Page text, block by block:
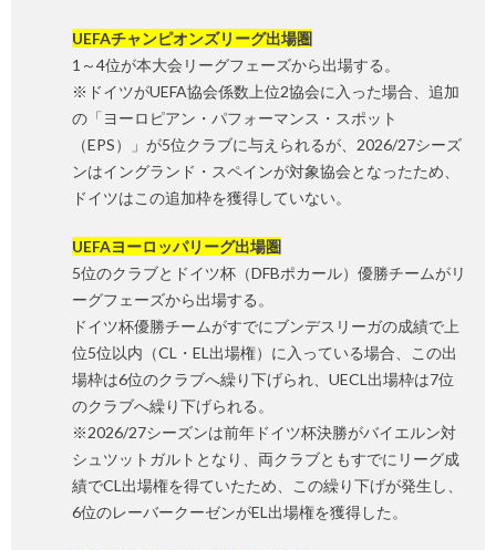
UEFAチャンピオンズリーグ出場圏
1～4位が本大会リーグフェーズから出場する。
※ドイツがUEFA協会係数上位2協会に入った場合、追加
の「ヨーロピアン・パフォーマンス・スポット
（EPS）」が5位クラブに与えられるが、2026/27シーズ
ンはイングランド・スペインが対象協会となったため、
ドイツはこの追加枠を獲得していない。
UEFAヨーロッパリーグ出場圏
5位のクラブとドイツ杯（DFBポカール）優勝チームがリ
ーグフェーズから出場する。
ドイツ杯優勝チームがすでにブンデスリーガの成績で上
位5位以内（CL・EL出場権）に入っている場合、この出
場枠は6位のクラブへ繰り下げられ、UECL出場枠は7位
のクラブへ繰り下げられる。
※2026/27シーズンは前年ドイツ杯決勝がバイエルン対
シュツットガルトとなり、両クラブともすでにリーグ成
績でCL出場権を得ていたため、この繰り下げが発生し、
6位のレーバークーゼンがEL出場権を獲得した。